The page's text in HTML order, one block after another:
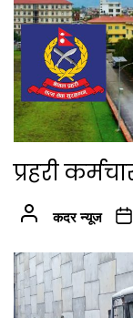
प्रहरी
कदर न्यूज